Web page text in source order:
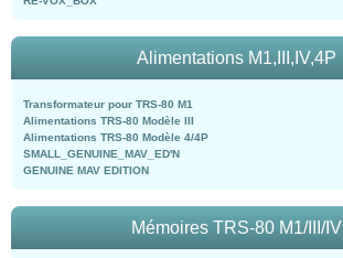
Alimentations M1,III,IV,4P
Transformateur pour TRS-80 M1
Alimentations TRS-80 Modèle III
Alimentations TRS-80 Modèle 4/4P
SMALL_GENUINE_MAV_ED'N
GENUINE MAV EDITION
Mémoires TRS-80 M1/III/IV